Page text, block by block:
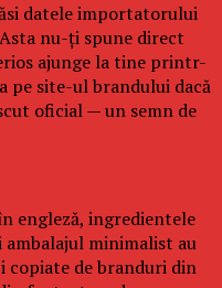
datele importatorului
Asta nu-ți spune direct
ajunge la tine printr-
pe site-ul brandului dacă
oficial — un semn de
engleză, ingredientele
ambalajul minimalist au
copiate de branduri din